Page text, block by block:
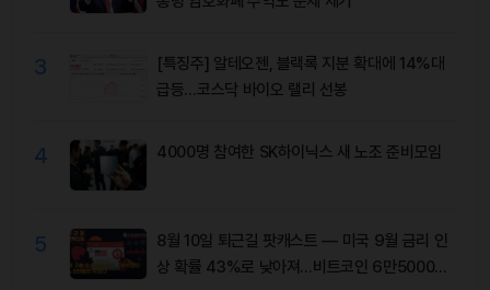
3
[특징주] 알테오젠, 블랙록 지분 확대에 14%대
급등…코스닥 바이오 랠리 선봉
4 4000명 참여한 SK하이닉스 새 노조 준비모임
5
8월 10일 퇴근길 팟캐스트 — 미국 9월 금리 인
상 확률 43%로 낮아져…비트코인 6만5000달